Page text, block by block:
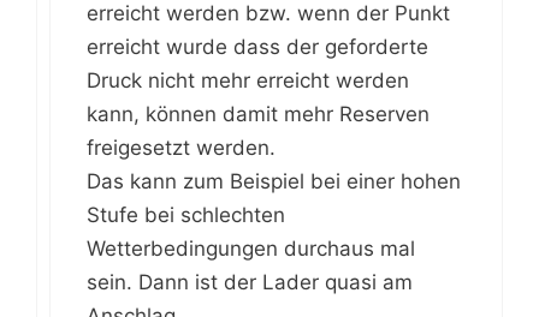
erreicht werden bzw. wenn der Punkt
erreicht wurde dass der geforderte
Druck nicht mehr erreicht werden
kann, können damit mehr Reserven
freigesetzt werden.
Das kann zum Beispiel bei einer hohen
Stufe bei schlechten
Wetterbedingungen durchaus mal
sein. Dann ist der Lader quasi am